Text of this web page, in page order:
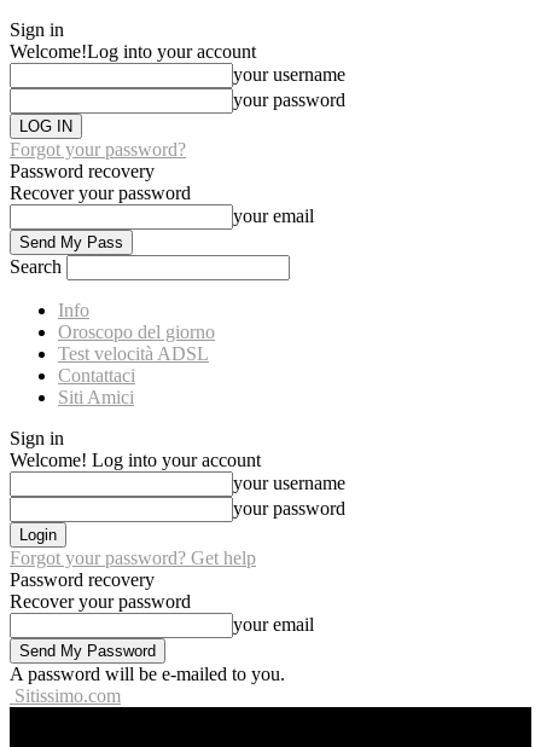
Sign in
Welcome!Log into your account
your username
your password
Forgot your password?
Password recovery
Recover your password
your email
Search
Info
Oroscopo del giorno
Test velocità ADSL
Contattaci
Siti Amici
Sign in
Welcome! Log into your account
your username
your password
Forgot your password? Get help
Password recovery
Recover your password
your email
A password will be e-mailed to you.
Sitissimo.com